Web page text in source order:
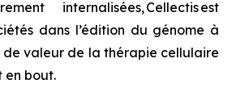
internalisées, Cellectis est
dans l’édition du génome à
valeur de la thérapie cellulaire
en bout.